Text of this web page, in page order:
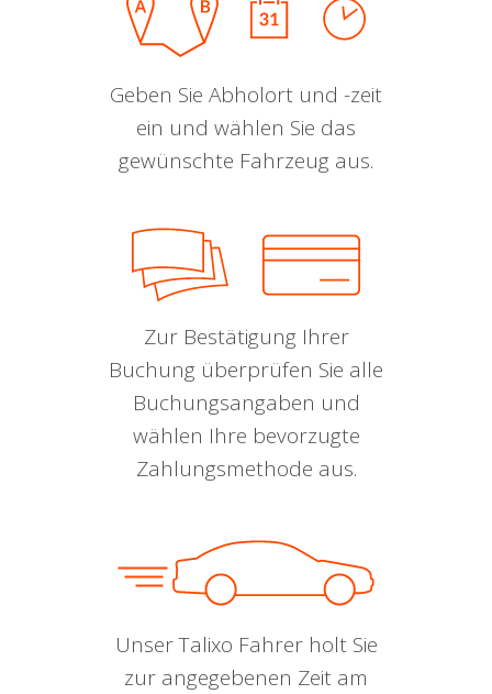
Geben Sie Abholort und -zeit
ein und wählen Sie das
gewünschte Fahrzeug aus.
Zur Bestätigung Ihrer
Buchung überprüfen Sie alle
Buchungsangaben und
wählen Ihre bevorzugte
Zahlungsmethode aus.
Unser Talixo Fahrer holt Sie
zur angegebenen Zeit am